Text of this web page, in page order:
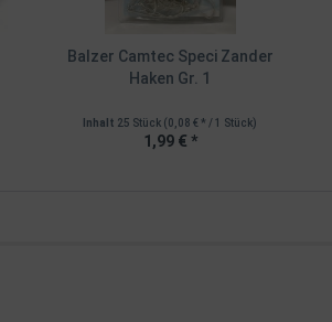
Balzer Camtec Speci Zander
Haken Gr. 1
Inhalt 25 Stück (0,08 € * / 1 Stück)
1,99 € *